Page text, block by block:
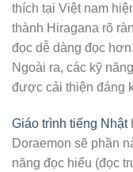
thích tại Việt nam
thành Hiragana rõ
đọc dễ dàng đọc
Ngoài ra, các kỹ
được cải thiện đáng
Giáo trình tiếng Nhật
Doraemon sẽ phần
năng đọc hiểu (đọc